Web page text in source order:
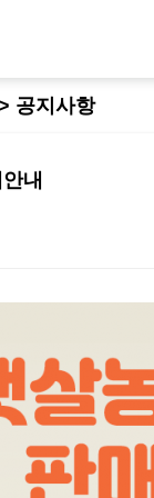
공지사항
내